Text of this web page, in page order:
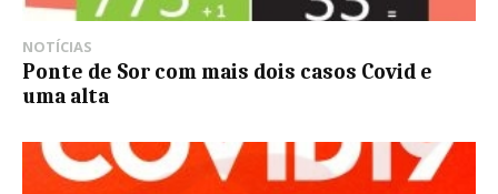
NOTÍCIAS
Ponte de Sor com mais dois casos Covid e
uma alta